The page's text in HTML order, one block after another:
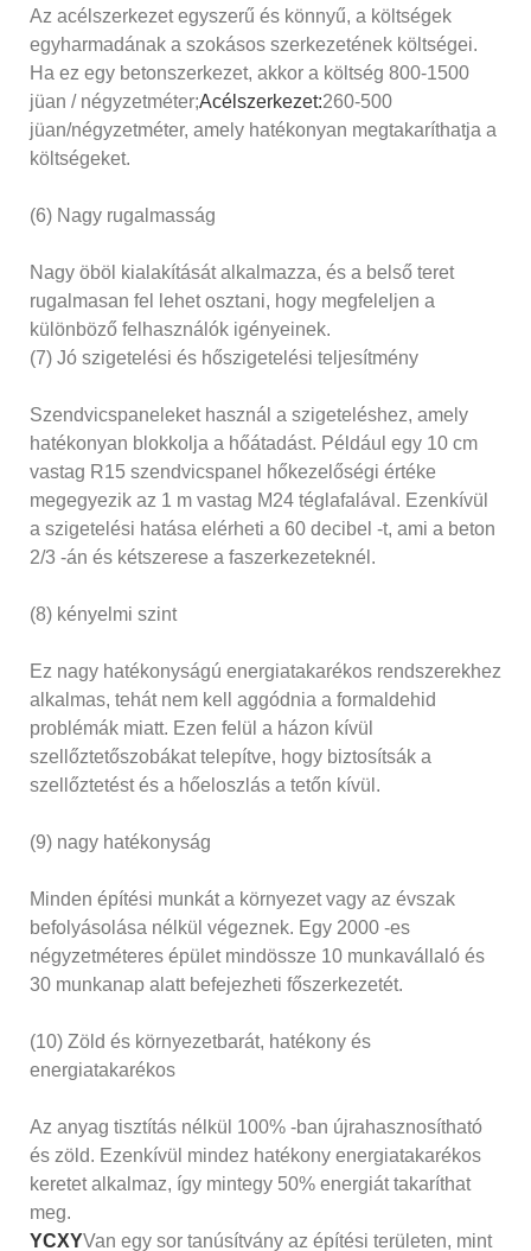
Az acélszerkezet egyszerű és könnyű, a költségek
egyharmadának a szokásos szerkezetének költségei.
Ha ez egy betonszerkezet, akkor a költség 800-1500
jüan / négyzetméter;Acélszerkezet:260-500
jüan/négyzetméter, amely hatékonyan megtakaríthatja a
költségeket.
(6) Nagy rugalmasság
Nagy öböl kialakítását alkalmazza, és a belső teret
rugalmasan fel lehet osztani, hogy megfeleljen a
különböző felhasználók igényeinek.
(7) Jó szigetelési és hőszigetelési teljesítmény
Szendvicspaneleket használ a szigeteléshez, amely
hatékonyan blokkolja a hőátadást. Például egy 10 cm
vastag R15 szendvicspanel hőkezelőségi értéke
megegyezik az 1 m vastag M24 téglafalával. Ezenkívül
a szigetelési hatása elérheti a 60 decibel -t, ami a beton
2/3 -án és kétszerese a faszerkezeteknél.
(8) kényelmi szint
Ez nagy hatékonyságú energiatakarékos rendszerekhez
alkalmas, tehát nem kell aggódnia a formaldehid
problémák miatt. Ezen felül a házon kívül
szellőztetőszobákat telepítve, hogy biztosítsák a
szellőztetést és a hőeloszlás a tetőn kívül.
(9) nagy hatékonyság
Minden építési munkát a környezet vagy az évszak
befolyásolása nélkül végeznek. Egy 2000 -es
négyzetméteres épület mindössze 10 munkavállaló és
30 munkanap alatt befejezheti főszerkezetét.
(10) Zöld és környezetbarát, hatékony és
energiatakarékos
Az anyag tisztítás nélkül 100% -ban újrahasznosítható
és zöld. Ezenkívül mindez hatékony energiatakarékos
keretet alkalmaz, így mintegy 50% energiát takaríthat
meg.
YCXYVan egy sor tanúsítvány az építési területen, mint